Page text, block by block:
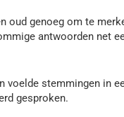
oud genoeg om te
antwoorden net
voelde stemmingen in
gesproken.